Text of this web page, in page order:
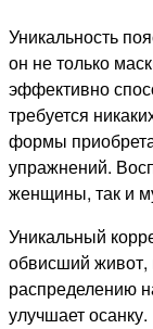
Уникальность
он не только
эффективно
требуется
формы
упражнений.
женщины, так и
Уникальный
обвисший живот,
распределению
улучшает осанку.